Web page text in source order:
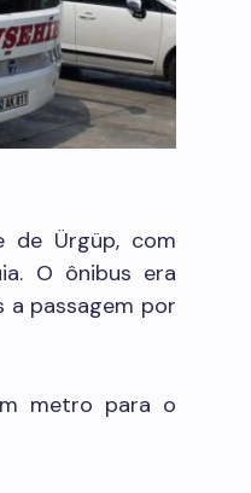
de Ürgüp, com
O ônibus era
a passagem por
metro para o